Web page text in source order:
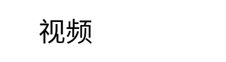
视频